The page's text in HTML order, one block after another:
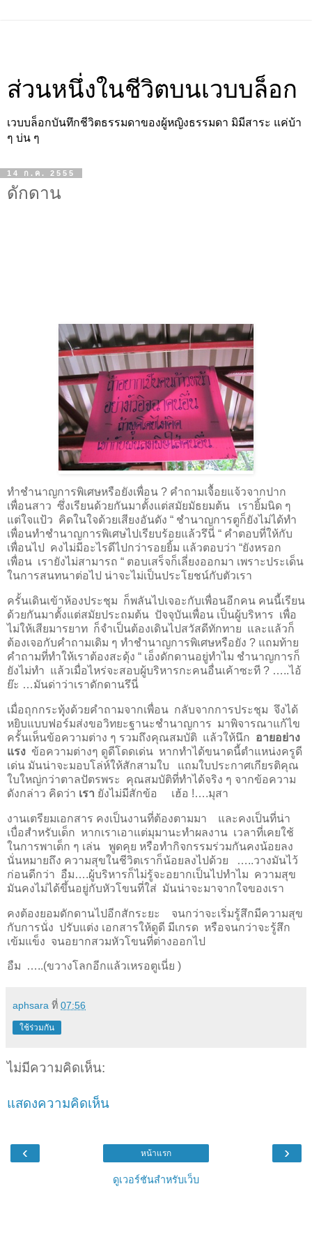
ส่วนหนึ่งในชีวิตบนเวบบล็อก
เวบบล็อกบันทึกชีวิตธรรมดาของผู้หญิงธรรมดา มิมีสาระ แค่บ้า
ๆ บ่น ๆ
14 ก.ค. 2555
ดักดาน
ทำชำนาญการพิเศษหรือยังเพื่อน ? คำถามเจื้อยแจ้วจากปาก
เพื่อนสาว ซึ่งเรียนด้วยกันมาตั้งแต่สมัยมัธยมต้น เรายิ้มนิด ๆ
แต่ใจแป้ว คิดในใจด้วยเสียงอันดัง “ ชำนาญการตูก็ยังไม่ได้ทำ
เพื่อนทำชำนาญการพิเศษไปเรียบร้อยแล้วรึนี่ “ คำตอบที่ให้กับ
เพื่อนไป คงไม่มีอะไรดีไปกว่ารอยยิ้ม แล้วตอบว่า “ยังหรอก
เพื่อน เรายังไม่สามารถ “ ตอบเสร็จก็เลี่ยงออกมา เพราะประเด็น
ในการสนทนาต่อไป น่าจะไม่เป็นประโยชน์กับตัวเรา
ครั้นเดินเข้าห้องประชุม ก็พลันไปเจอะกับเพื่อนอีกคน คนนี้เรียน
ด้วยกันมาตั้งแต่สมัยประถมต้น ปัจจุบันเพื่อน เป็นผู้บริหาร เพื่อ
ไม่ให้เสียมารยาท ก็จำเป็นต้องเดินไปสวัสดีทักทาย และแล้วก็
ต้องเจอกับคำถามเดิม ๆ ทำชำนาญการพิเศษหรือยัง ? แถมท้าย
คำถามที่ทำให้เราต้องสะดุ้ง “ เอ็งดักดานอยู่ทำไม ชำนาญการก็
ยังไม่ทำ แล้วเมื่อไหร่จะสอบผู้บริหารกะคนอื่นเค้าซะที ? …..ไอ้
ย๊ะ …มันด่าว่าเราดักดานรึนี่
เมื่อถุกกระทุุ้งด้วยคำถามจากเพื่อน กลับจากการประชุม จึงได้
หยิบแบบฟอร์มส่งขอวิทยะฐานะชำนาญการ มาพิจารณาแก้ไข
ครั้นเห็นข้อความต่าง ๆ รวมถึงคุณสมบัติ แล้วให้นึก อายอย่าง
แรง ข้อความต่างๆ ดูดีโดดเด่น หากทำได้ขนาดนี้ตำแหน่งครูดี
เด่น มันน่าจะมอบโล่ห์ให้สักสามใบ แถมใบประกาศเกียรติคุณ
ใบใหญ่กว่าตาลปัตรพระ คุณสมบัติที่ทำได้จริง ๆ จากข้อความ
ดังกล่าว คิดว่า เรา ยังไม่มีสักข้อ เฮ้อ !….มุสา
งานเตรียมเอกสาร คงเป็นงานที่ต้องตามมา และคงเป็นที่น่า
เบื่อสำหรับเด็ก หากเราเอาแต่มุมานะทำผลงาน เวลาที่เคยใช้
ในการพาเด็ก ๆ เล่น พูดคุย หรือทำกิจกรรมร่วมกันคงน้อยลง
นั่นหมายถึง ความสุขในชีวิตเราก็น้อยลงไปด้วย …..วางมันไว้
ก่อนดีกว่า อืม….ผู้บริหารก็ไม่รู้จะอยากเป็นไปทำไม ความสุข
มันคงไม่ได้ขึ้นอยู่กับหัวโขนที่ใส่ มันน่าจะมาจากใจของเรา
คงต้องยอมดักดานไปอีกสักระยะ จนกว่าจะเริ่มรู้สึกมีความสุข
กับการนั่ง ปรับแต่ง เอกสารให้ดูดี มีเกรด หรือจนกว่าจะรู้สึก
เข้มแข็ง จนอยากสวมหัวโขนที่ต่างออกไป
อืม …..(ขวางโลกอีกแล้วเหรอตูเนี่ย )
aphsara ที่ 07:56
ใช้ร่วมกัน
ไม่มีความคิดเห็น:
แสดงความคิดเห็น
‹ ›
หน้าแรก
ดูเวอร์ชันสำหรับเว็บ